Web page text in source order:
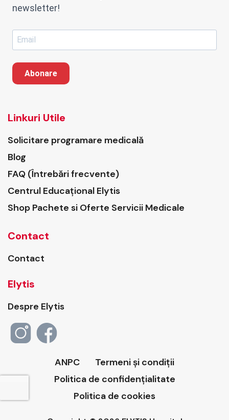
newsletter!
Abonare
Linkuri Utile
Solicitare programare medicală
Blog
FAQ (Întrebări frecvente)
Centrul Educațional Elytis
Shop Pachete si Oferte Servicii Medicale
Contact
Contact
Elytis
Despre Elytis
ANPC
Termeni și condiții
Politica de confidențialitate
Politica de cookies